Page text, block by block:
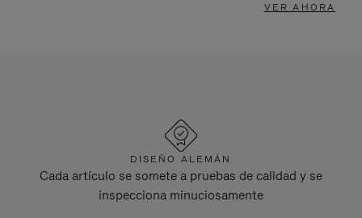
VER AHORA
DISEÑO ALEMÁN
Cada artículo se somete a pruebas de calidad y se
inspecciona minuciosamente